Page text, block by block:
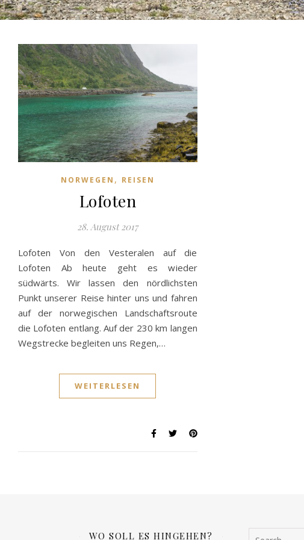
NORWEGEN , REISEN
Lofoten
28. August 2017
Lofoten Von den Vesteralen auf die
Lofoten Ab heute geht es wieder
südwärts. Wir lassen den nördlichsten
Punkt unserer Reise hinter uns und fahren
auf der norwegischen Landschaftsroute
die Lofoten entlang. Auf der 230 km langen
Wegstrecke begleiten uns Regen,…
WEITERLESEN
WO SOLL ES HINGEHEN?